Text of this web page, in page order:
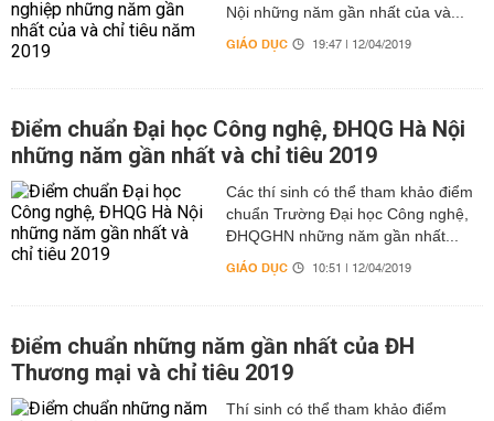
Nội những năm gần nhất của và...
GIÁO DỤC 19:47 | 12/04/2019
Điểm chuẩn Đại học Công nghệ, ĐHQG Hà Nội
những năm gần nhất và chỉ tiêu 2019
Các thí sinh có thể tham khảo điểm
chuẩn Trường Đại học Công nghệ,
ĐHQGHN những năm gần nhất...
GIÁO DỤC 10:51 | 12/04/2019
Điểm chuẩn những năm gần nhất của ĐH
Thương mại và chỉ tiêu 2019
Thí sinh có thể tham khảo điểm